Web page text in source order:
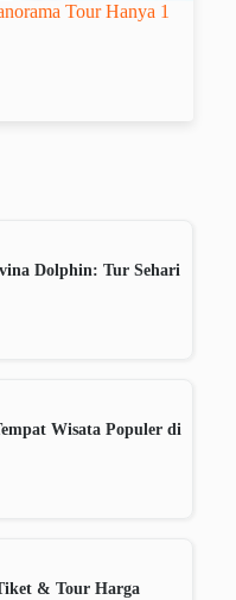
Tour Hanya 1
Dolphin: Tur Sehari
Wisata Populer di
& Tour Harga